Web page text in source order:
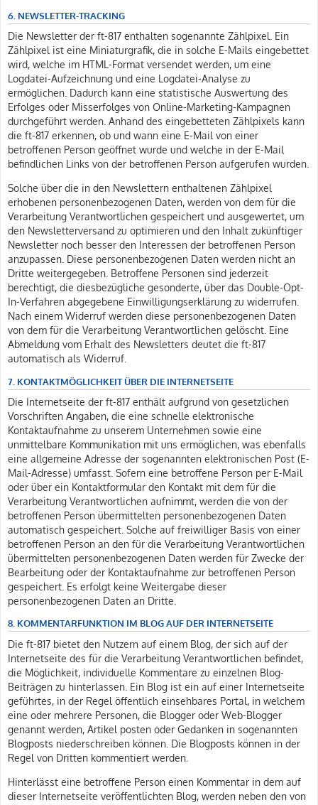
6. NEWSLETTER-TRACKING
Die Newsletter der ft-817 enthalten sogenannte Zählpixel. Ein
Zählpixel ist eine Miniaturgrafik, die in solche E-Mails eingebettet
wird, welche im HTML-Format versendet werden, um eine
Logdatei-Aufzeichnung und eine Logdatei-Analyse zu
ermöglichen. Dadurch kann eine statistische Auswertung des
Erfolges oder Misserfolges von Online-Marketing-Kampagnen
durchgeführt werden. Anhand des eingebetteten Zählpixels kann
die ft-817 erkennen, ob und wann eine E-Mail von einer
betroffenen Person geöffnet wurde und welche in der E-Mail
befindlichen Links von der betroffenen Person aufgerufen wurden.
Solche über die in den Newslettern enthaltenen Zählpixel
erhobenen personenbezogenen Daten, werden von dem für die
Verarbeitung Verantwortlichen gespeichert und ausgewertet, um
den Newsletterversand zu optimieren und den Inhalt zukünftiger
Newsletter noch besser den Interessen der betroffenen Person
anzupassen. Diese personenbezogenen Daten werden nicht an
Dritte weitergegeben. Betroffene Personen sind jederzeit
berechtigt, die diesbezügliche gesonderte, über das Double-Opt-
In-Verfahren abgegebene Einwilligungserklärung zu widerrufen.
Nach einem Widerruf werden diese personenbezogenen Daten
von dem für die Verarbeitung Verantwortlichen gelöscht. Eine
Abmeldung vom Erhalt des Newsletters deutet die ft-817
automatisch als Widerruf.
7. KONTAKTMÖGLICHKEIT ÜBER DIE INTERNETSEITE
Die Internetseite der ft-817 enthält aufgrund von gesetzlichen
Vorschriften Angaben, die eine schnelle elektronische
Kontaktaufnahme zu unserem Unternehmen sowie eine
unmittelbare Kommunikation mit uns ermöglichen, was ebenfalls
eine allgemeine Adresse der sogenannten elektronischen Post (E-
Mail-Adresse) umfasst. Sofern eine betroffene Person per E-Mail
oder über ein Kontaktformular den Kontakt mit dem für die
Verarbeitung Verantwortlichen aufnimmt, werden die von der
betroffenen Person übermittelten personenbezogenen Daten
automatisch gespeichert. Solche auf freiwilliger Basis von einer
betroffenen Person an den für die Verarbeitung Verantwortlichen
übermittelten personenbezogenen Daten werden für Zwecke der
Bearbeitung oder der Kontaktaufnahme zur betroffenen Person
gespeichert. Es erfolgt keine Weitergabe dieser
personenbezogenen Daten an Dritte.
8. KOMMENTARFUNKTION IM BLOG AUF DER INTERNETSEITE
Die ft-817 bietet den Nutzern auf einem Blog, der sich auf der
Internetseite des für die Verarbeitung Verantwortlichen befindet,
die Möglichkeit, individuelle Kommentare zu einzelnen Blog-
Beiträgen zu hinterlassen. Ein Blog ist ein auf einer Internetseite
geführtes, in der Regel öffentlich einsehbares Portal, in welchem
eine oder mehrere Personen, die Blogger oder Web-Blogger
genannt werden, Artikel posten oder Gedanken in sogenannten
Blogposts niederschreiben können. Die Blogposts können in der
Regel von Dritten kommentiert werden.
Hinterlässt eine betroffene Person einen Kommentar in dem auf
dieser Internetseite veröffentlichten Blog, werden neben den von